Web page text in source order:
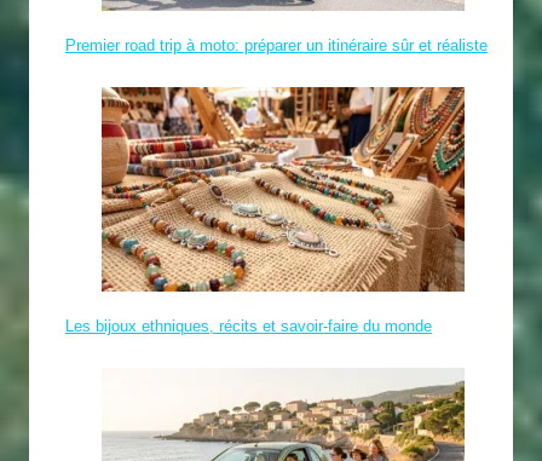
Premier road trip à moto: préparer un itinéraire sûr et réaliste
Les bijoux ethniques, récits et savoir-faire du monde